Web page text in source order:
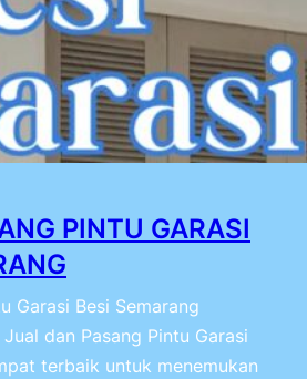
PINTU GARASI
Garasi Besi Semarang
dan Pasang Pintu Garasi
terbaik untuk menemukan